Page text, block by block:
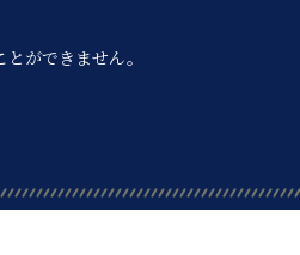
ができません。